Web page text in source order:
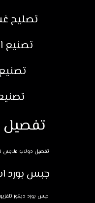
تصليح
تصنيع
تفصيل
تفصيل دولاب ملابس
جبس بورد
جبس بورد ديكور